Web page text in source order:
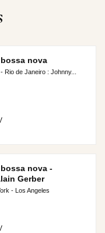
nova
Rio de Janeiro : Johnny...
nova -
Gerber
- Los Angeles